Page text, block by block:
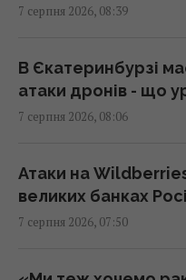
"Щенячий патруль",
тижня
08:47 п'ятниця, 07 серпня 2026
дослідження
народного засобу
08:41 п'ятниця, 07 серпня 2026
Інцидент у
7 серпня 2026, 08:39
В Єкатеринбурзі
атаки дронів - що
7 серпня 2026, 08:06
Атаки на
великих банках
7 серпня 2026, 07:50